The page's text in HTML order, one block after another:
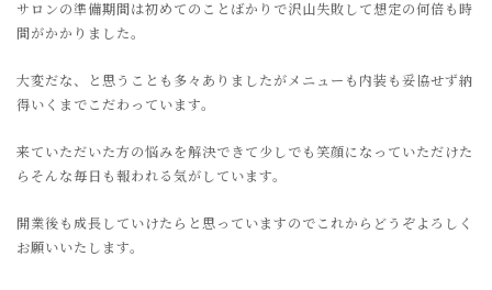
サロンの準備期間は初めてのことばかりで沢山失敗して想定の何倍も時
間がかかりました。
大変だな、と思うことも多々ありましたがメニューも内装も妥協せず納
得いくまでこだわっています。
来ていただいた方の悩みを解決できて少しでも笑顔になっていただけた
らそんな毎日も報われる気がしています。
開業後も成長していけたらと思っていますのでこれからどうぞよろしく
お願いいたします。